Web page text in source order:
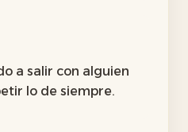
a salir con alguien
lo de siempre.